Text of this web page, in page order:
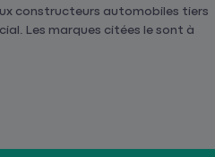
constructeurs automobiles tiers
Les marques citées le sont à